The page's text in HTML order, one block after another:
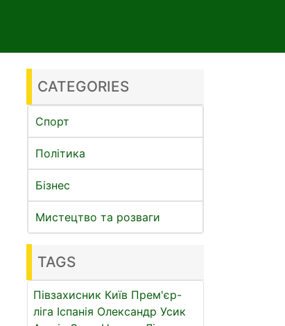
CATEGORIES
Спорт
Політика
Бізнес
Мистецтво та розваги
TAGS
Півзахисник Київ Прем'єр-
ліга Іспанія Олександр Усик